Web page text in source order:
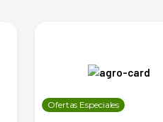
Ofertas Especiales